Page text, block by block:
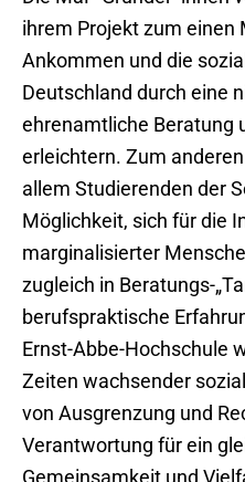
ihrem Projekt zum einen
Ankommen und die
Deutschland durch eine
ehrenamtliche Beratung
erleichtern. Zum
allem Studierenden der
Möglichkeit, sich für die
marginalisierter
zugleich in Beratungs-
berufspraktische
Ernst-Abbe-Hochschule
Zeiten wachsender
von Ausgrenzung und
Verantwortung für ein
Gemeinsamkeit und